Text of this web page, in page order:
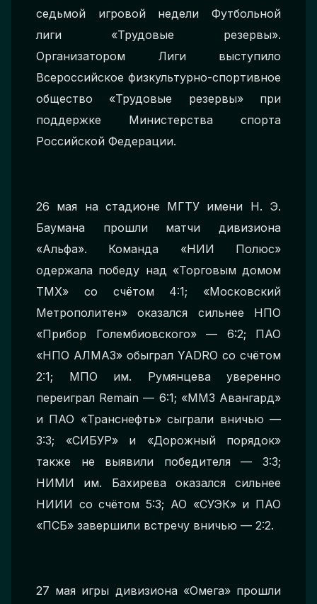
седьмой игровой недели Футбольной
лиги «Трудовые резервы».
Организатором Лиги выступило
Всероссийское физкультурно-спортивное
общество «Трудовые резервы» при
поддержке Министерства спорта
Российской Федерации.
26 мая на стадионе МГТУ имени Н. Э.
Баумана прошли матчи дивизиона
«Альфа». Команда «НИИ Полюс»
одержала победу над «Торговым домом
ТМХ» со счётом 4:1; «Московский
Метрополитен» оказался сильнее НПО
«Прибор Голембиовского» — 6:2; ПАО
«НПО АЛМАЗ» обыграл YADRO со счётом
2:1; МПО им. Румянцева уверенно
переиграл Remain — 6:1; «ММЗ Авангард»
и ПАО «Транснефть» сыграли вничью —
3:3; «СИБУР» и «Дорожный порядок»
также не выявили победителя — 3:3;
НИМИ им. Бахирева оказался сильнее
НИИИ со счётом 5:3; АО «СУЭК» и ПАО
«ПСБ» завершили встречу вничью — 2:2.
27 мая игры дивизиона «Омега» прошли